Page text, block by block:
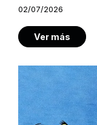
02/07/2026
Ver más